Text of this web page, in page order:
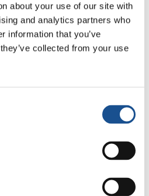
about your use of our site with
and analytics partners who
information that you’ve
collected from your use
di Christopher Nolan:
America tre storie di
Re-Imagine Peace, da